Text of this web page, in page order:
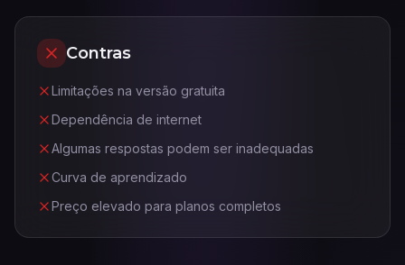
Contras
Limitações na versão gratuita
Dependência de internet
Algumas respostas podem ser inadequadas
Curva de aprendizado
Preço elevado para planos completos